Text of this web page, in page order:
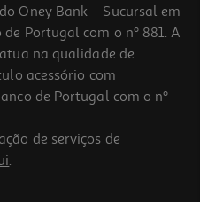
Fry 30g
Oney Bank – Sucursal em
Portugal com o nº 881. A
na qualidade de
acessório com
de Portugal com o nº
de serviços de
.